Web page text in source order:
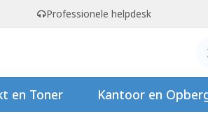
Professionele helpdesk
en Toner Kantoor en